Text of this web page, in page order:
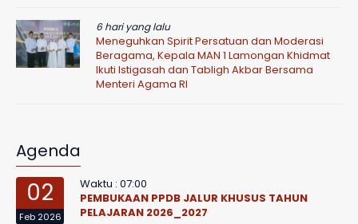
6 hari yang lalu
Meneguhkan Spirit Persatuan dan Moderasi
Beragama, Kepala MAN 1 Lamongan Khidmat
Ikuti Istigasah dan Tabligh Akbar Bersama
Menteri Agama RI
Agenda
02
Feb 2026
Waktu : 07:00
PEMBUKAAN PPDB JALUR KHUSUS TAHUN
PELAJARAN 2026_2027